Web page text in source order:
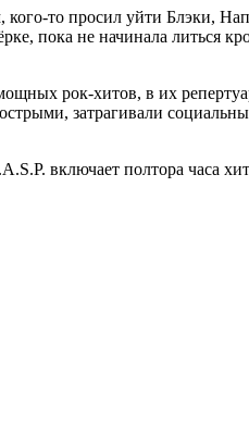
то просил уйти Блэки,
пока не начинала литься
рок-хитов, в их
затрагивали
включает полтора часа